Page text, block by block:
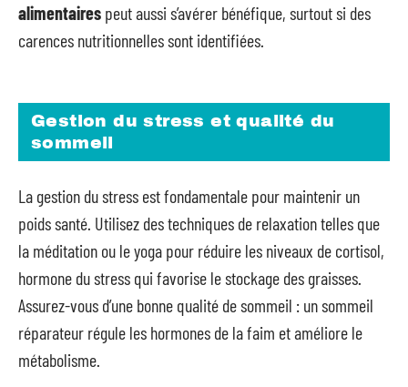
alimentaires peut aussi s’avérer bénéfique, surtout si des
carences nutritionnelles sont identifiées.
Gestion du stress et qualité du
sommeil
La gestion du stress est fondamentale pour maintenir un
poids santé. Utilisez des techniques de relaxation telles que
la méditation ou le yoga pour réduire les niveaux de cortisol,
hormone du stress qui favorise le stockage des graisses.
Assurez-vous d’une bonne qualité de sommeil : un sommeil
réparateur régule les hormones de la faim et améliore le
métabolisme.